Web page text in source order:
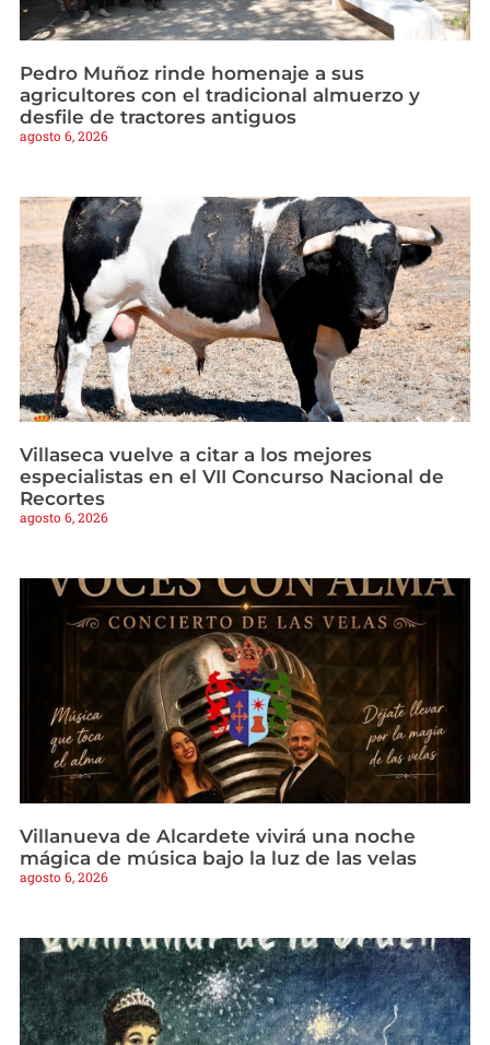
Pedro Muñoz rinde homenaje a sus
agricultores con el tradicional almuerzo y
desfile de tractores antiguos
agosto 6, 2026
Villaseca vuelve a citar a los mejores
especialistas en el VII Concurso Nacional de
Recortes
agosto 6, 2026
Villanueva de Alcardete vivirá una noche
mágica de música bajo la luz de las velas
agosto 6, 2026